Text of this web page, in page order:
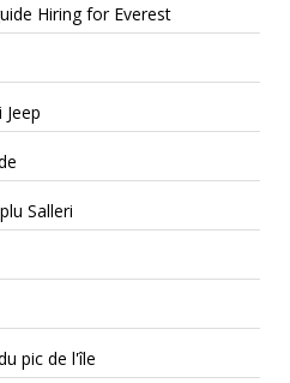
Hiring for Everest
Salleri
pic de l'île